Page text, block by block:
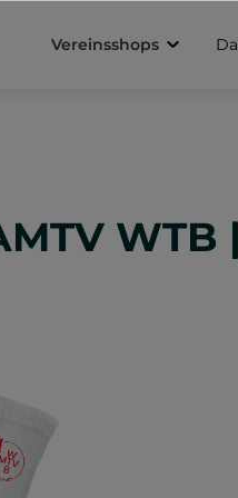
Vereinsshops
Sternen